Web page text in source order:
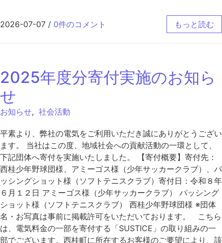
2026-07-07 / 0件のコメント もっと読む
2025年度分寄付実施のお知ら
せ
お知らせ, 社会活動
平素より、弊社の電気をご利用いただき誠にありがとうござい
ます。 当社はこの度、地域社会への貢献活動の一環として、
下記団体へ寄付を実施いたしました。 【寄付概要】寄付先：
西桂少年野球団様、アミーゴス様（少年サッカークラブ）、パ
ッシングショット様（ソフトテニスクラブ）寄付日：令和８年
６月１２日 アミーゴス様（少年サッカークラブ） パッシング
ショット様（ソフトテニスクラブ） 西桂少年野球団様 ※団体
名・お写真は事前に掲載許可をいただいております。 こちら
は、電気料金の一部を寄付する「SUSTICE」の取り組みの一
部でございます。西桂町に所在するお客様のご要望により、該